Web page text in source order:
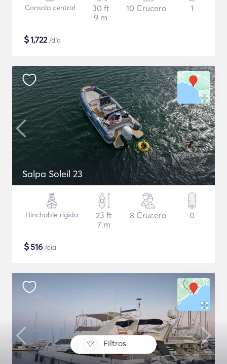
Filtros
Consola central
30 ft
9 m
10 Crucero 1
$1,722/día
Salpa Soleil 23
Hinchable rígido
23 ft
7 m
8 Crucero 0
$516 /día